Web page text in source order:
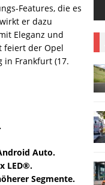
Features, die es
er dazu
Eleganz und
feiert der Opel
in Frankfurt (17.
Auto.
LED®.
Segmente.